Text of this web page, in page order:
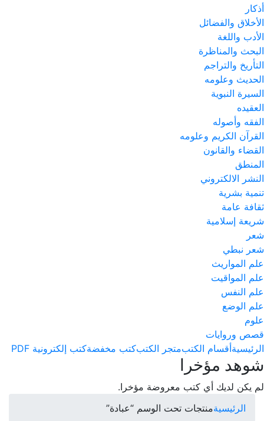
أذكار
الأخلاق والفضائل
الأدب واللغة
البحث والمناظرة
التأريخ والتراجم
الحديث وعلومه
السيرة النبوية
العقيده
الفقه وأصوله
القرآن الكريم وعلومه
القضاء والقانون
المنطق
النشر الالكتروني
تنمية بشرية
ثقافة عامة
شريعة إسلامية
شعر
شعر نبطي
علم المواريث
علم المواقيت
علم النفس
علم الوضع
علوم
قصص وروايات
الرئيسيةأقسام الكتبمتجر الكتبكتب مخفضةكتب إلكترونية PDF
شوهد مؤخرا
لم يكن لديك أي كتب معروضة مؤخرا.
الرئيسيةمنتجات تحت الوسم “عبادة”